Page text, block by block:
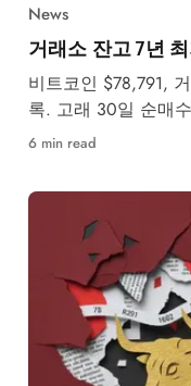
News
거래소 잔고 7년
비트코인 $78,791,
록. 고래 30일 순매
5월 강세·약세 시나
6 min read